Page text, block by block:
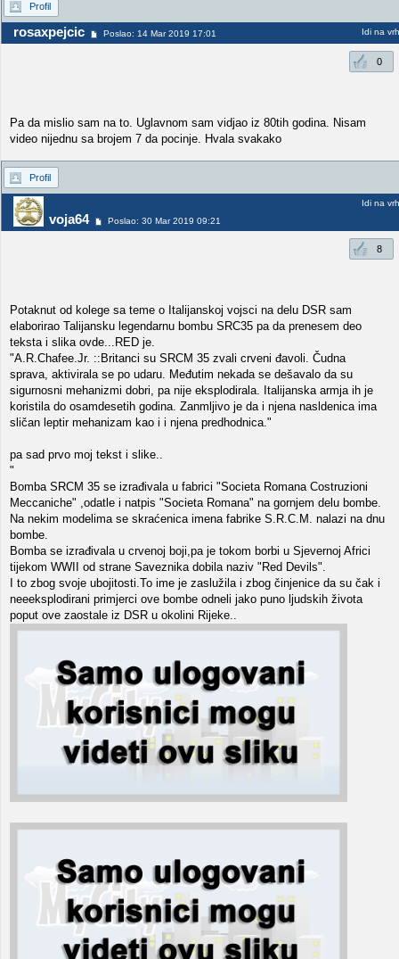
Profil
rosaxpejcic Poslao: 14 Mar 2019 17:01 Idi na vrh
0
Pa da mislio sam na to. Uglavnom sam vidjao iz 80tih godina. Nisam
video nijednu sa brojem 7 da pocinje. Hvala svakako
Profil
voja64 Poslao: 30 Mar 2019 09:21
Idi na vrh
8
Potaknut od kolege sa teme o Italijanskoj vojsci na delu DSR sam
elaborirao Talijansku legendarnu bombu SRC35 pa da prenesem deo
teksta i slika ovde...RED je.
"A.R.Chafee.Jr. ::Britanci su SRCM 35 zvali crveni đavoli. Čudna
sprava, aktivirala se po udaru. Međutim nekada se dešavalo da su
sigurnosni mehanizmi dobri, pa nije eksplodirala. Italijanska armja ih je
koristila do osamdesetih godina. Zanmljivo je da i njena nasldenica ima
sličan leptir mehanizam kao i i njena predhodnica."
pa sad prvo moj tekst i slike..
"
Bomba SRCM 35 se izrađivala u fabrici "Societa Romana Costruzioni
Meccaniche" ,odatle i natpis "Societa Romana" na gornjem delu bombe.
Na nekim modelima se skraćenica imena fabrike S.R.C.M. nalazi na dnu
bombe.
Bomba se izrađivala u crvenoj boji,pa je tokom borbi u Sjevernoj Africi
tijekom WWII od strane Saveznika dobila naziv "Red Devils".
I to zbog svoje ubojitosti.To ime je zaslužila i zbog činjenice da su čak i
neeeksplodirani primjerci ove bombe odneli jako puno ljudskih života
poput ove zaostale iz DSR u okolini Rijeke..